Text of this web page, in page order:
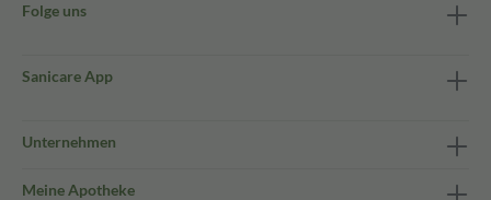
Folge uns
Sanicare App
Unternehmen
Meine Apotheke